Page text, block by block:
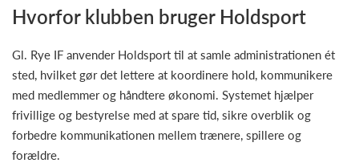
Hvorfor klubben bruger Holdsport
Gl. Rye IF anvender Holdsport til at samle administrationen ét
sted, hvilket gør det lettere at koordinere hold, kommunikere
med medlemmer og håndtere økonomi. Systemet hjælper
frivillige og bestyrelse med at spare tid, sikre overblik og
forbedre kommunikationen mellem trænere, spillere og
forældre.